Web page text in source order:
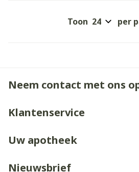
Toon per
Neem contact met ons
Klantenservice
Uw apotheek
Nieuwsbrief